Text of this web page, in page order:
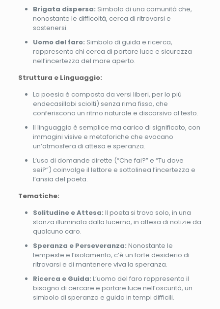
Brigata dispersa: Simbolo di una comunità che,
nonostante le difficoltà, cerca di ritrovarsi e
sostenersi.
Uomo del faro: Simbolo di guida e ricerca,
rappresenta chi cerca di portare luce e sicurezza
nell’incertezza del mare aperto.
Struttura e Linguaggio:
La poesia è composta da versi liberi, per lo più
endecasillabi sciolti) senza rima fissa, che
conferiscono un ritmo naturale e discorsivo al testo.
Il linguaggio è semplice ma carico di significato, con
immagini visive e metaforiche che evocano
un’atmosfera di attesa e speranza.
L’uso di domande dirette (“Che fai?” e “Tu dove
sei?”) coinvolge il lettore e sottolinea l’incertezza e
l’ansia del poeta.
Tematiche:
Solitudine e Attesa: Il poeta si trova solo, in una
stanza illuminata dalla lucerna, in attesa di notizie da
qualcuno caro.
Speranza e Perseveranza: Nonostante le
tempeste e l’isolamento, c’è un forte desiderio di
ritrovarsi e di mantenere viva la speranza.
Ricerca e Guida: L’uomo del faro rappresenta il
bisogno di cercare e portare luce nell’oscurità, un
simbolo di speranza e guida in tempi difficili.